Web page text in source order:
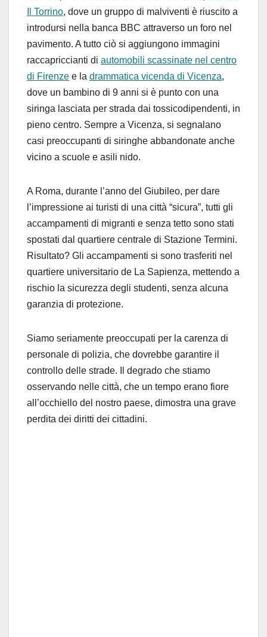
Il Torrino, dove un gruppo di malviventi è riuscito a
introdursi nella banca BBC attraverso un foro nel
pavimento. A tutto ciò si aggiungono immagini
raccapriccianti di automobili scassinate nel centro
di Firenze e la drammatica vicenda di Vicenza,
dove un bambino di 9 anni si è punto con una
siringa lasciata per strada dai tossicodipendenti, in
pieno centro. Sempre a Vicenza, si segnalano
casi preoccupanti di siringhe abbandonate anche
vicino a scuole e asili nido.
A Roma, durante l’anno del Giubileo, per dare
l’impressione ai turisti di una città “sicura”, tutti gli
accampamenti di migranti e senza tetto sono stati
spostati dal quartiere centrale di Stazione Termini.
Risultato? Gli accampamenti si sono trasferiti nel
quartiere universitario de La Sapienza, mettendo a
rischio la sicurezza degli studenti, senza alcuna
garanzia di protezione.
Siamo seriamente preoccupati per la carenza di
personale di polizia, che dovrebbe garantire il
controllo delle strade. Il degrado che stiamo
osservando nelle città, che un tempo erano fiore
all’occhiello del nostro paese, dimostra una grave
perdita dei diritti dei cittadini.